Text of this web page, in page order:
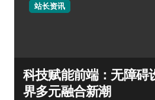
站长资讯
科技赋能前端：无障碍
界多元融合新潮